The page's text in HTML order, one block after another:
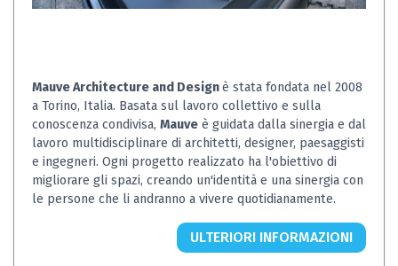
Mauve Architecture and Designè stata fondata nel 2008
a Torino, Italia. Basata sul lavoro collettivo e sulla
conoscenza condivisa, Mauve è guidata dalla sinergia e dal
lavoro multidisciplinare di architetti, designer, paesaggisti
e ingegneri. Ogni progetto realizzato ha l'obiettivo di
migliorare gli spazi, creando un'identità e una sinergia con
le persone che li andranno a vivere quotidianamente.
ULTERIORI INFORMAZIONI